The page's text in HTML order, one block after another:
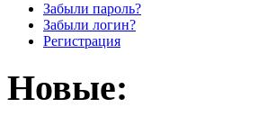
Забыли пароль?
Забыли логин?
Регистрация
Новые: